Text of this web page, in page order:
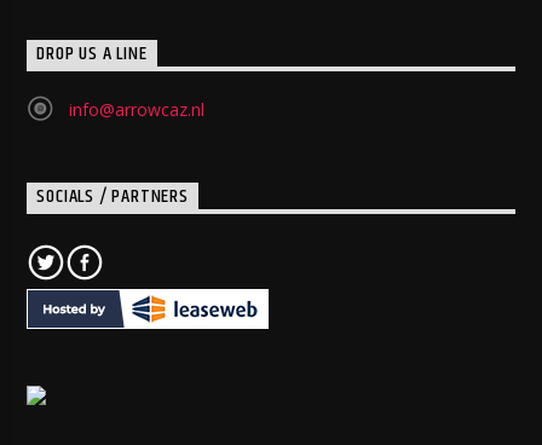
DROP US A LINE
info@arrowcaz.nl
SOCIALS / PARTNERS